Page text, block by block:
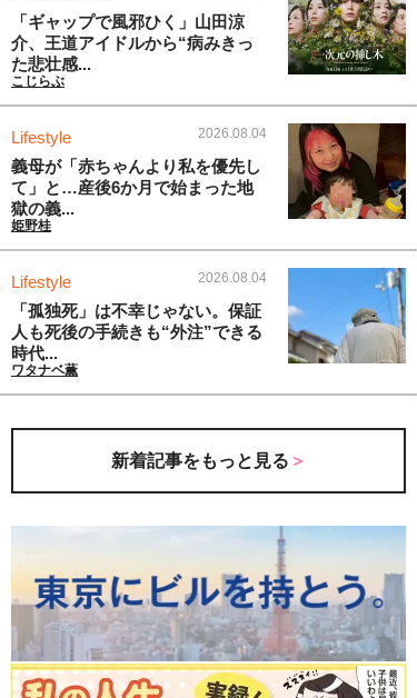
「ギャップで風邪ひく」山田涼
介、王道アイドルから“病みきっ
た悲壮感...
こじらぶ
Lifestyle 2026.08.04
義母が「赤ちゃんより私を優先し
て」と…産後6か月で始まった地
獄の義...
姫野桂
Lifestyle 2026.08.04
「孤独死」は不幸じゃない。保証
人も死後の手続きも“外注”できる
時代...
ワタナベ薫
新着記事をもっと見る